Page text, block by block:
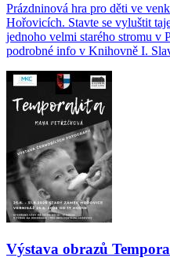
Prázdninová hra pro děti ve
Hořovicích. Stavte se vyluštit
jednoho velmi starého stromu v
podrobné info v Knihovně I.
Výstava obrazů